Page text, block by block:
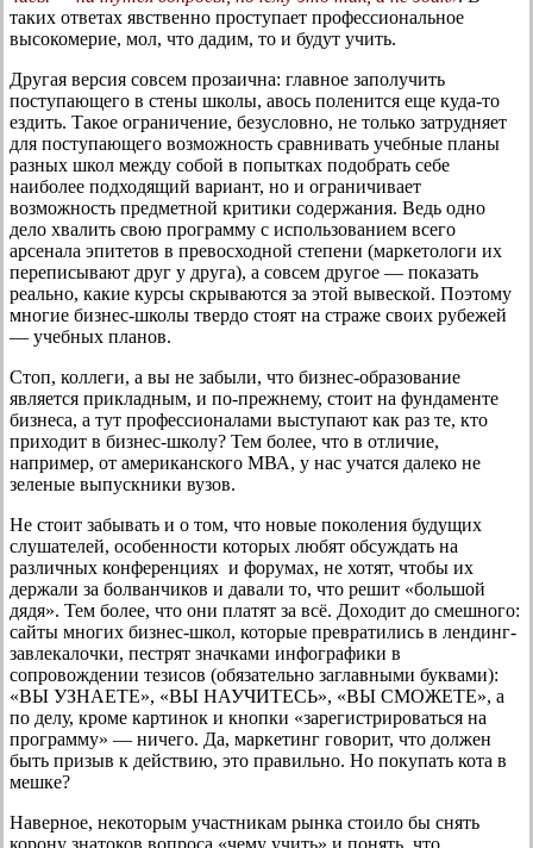
таких ответах явственно проступает профессиональное
высокомерие, мол, что дадим, то и будут учить.
Другая версия совсем прозаична: главное заполучить
поступающего в стены школы, авось поленится еще куда-то
ездить. Такое ограничение, безусловно, не только затрудняет
для поступающего возможность сравнивать учебные планы
разных школ между собой в попытках подобрать себе
наиболее подходящий вариант, но и ограничивает
возможность предметной критики содержания. Ведь одно
дело хвалить свою программу с использованием всего
арсенала эпитетов в превосходной степени (маркетологи их
переписывают друг у друга), а совсем другое — показать
реально, какие курсы скрываются за этой вывеской. Поэтому
многие бизнес-школы твердо стоят на страже своих рубежей
— учебных планов.
Стоп, коллеги, а вы не забыли, что бизнес-образование
является прикладным, и по-прежнему, стоит на фундаменте
бизнеса, а тут профессионалами выступают как раз те, кто
приходит в бизнес-школу? Тем более, что в отличие,
например, от американского МВА, у нас учатся далеко не
зеленые выпускники вузов.
Не стоит забывать и о том, что новые поколения будущих
слушателей, особенности которых любят обсуждать на
различных конференциях и форумах, не хотят, чтобы их
держали за болванчиков и давали то, что решит «большой
дядя». Тем более, что они платят за всё. Доходит до смешного:
сайты многих бизнес-школ, которые превратились в лендинг-
завлекалочки, пестрят значками инфографики в
сопровождении тезисов (обязательно заглавными буквами):
«ВЫ УЗНАЕТЕ», «ВЫ НАУЧИТЕСЬ», «ВЫ СМОЖЕТЕ», а
по делу, кроме картинок и кнопки «зарегистрироваться на
программу» — ничего. Да, маркетинг говорит, что должен
быть призыв к действию, это правильно. Но покупать кота в
мешке?
Наверное, некоторым участникам рынка стоило бы снять
корону знатоков вопроса «чему учить» и понять, что